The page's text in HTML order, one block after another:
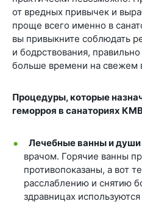
от вредных привычек и
проще всего именно в
вы привыкните соблюдать
и бодрствования,
больше времени на свежем
Процедуры, которые
геморроя в санаториях
Лечебные ванны и души
врачом. Горячие ванны
противопоказаны, а вот
расслаблению и снятию
здравницах